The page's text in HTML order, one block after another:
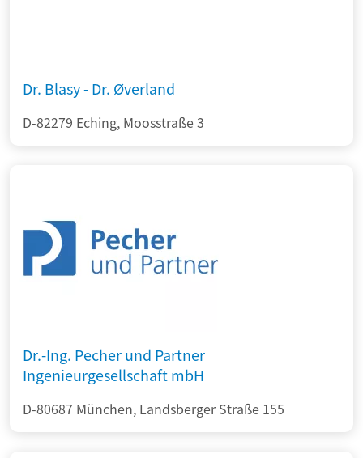
Dr. Blasy - Dr. Øverland
D-82279 Eching, Moosstraße 3
Dr.-Ing. Pecher und Partner
Ingenieurgesellschaft mbH
D-80687 München, Landsberger Straße 155